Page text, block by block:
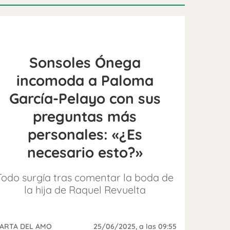
Sonsoles Ónega
incomoda a Paloma
García-Pelayo con sus
preguntas más
personales: «¿Es
necesario esto?»
surgía tras comentar la boda de
la hija de Raquel Revuelta
DEL AMO 25/06/2025, a las 09:55